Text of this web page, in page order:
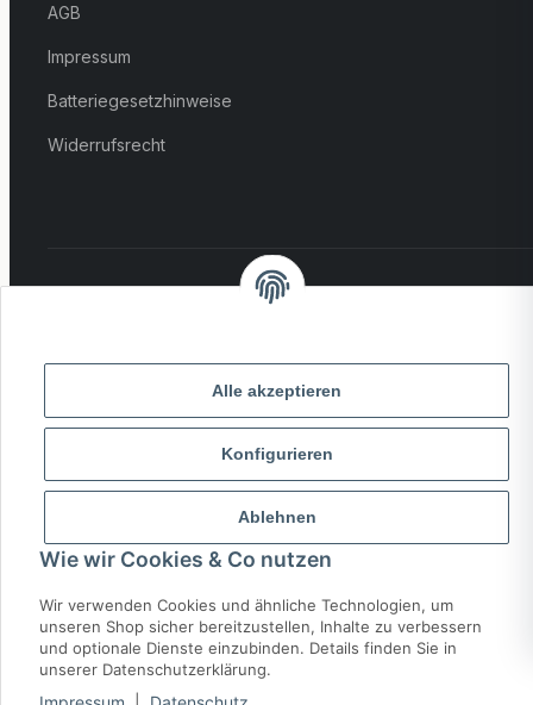
Alle akzeptieren
Konfigurieren
Ablehnen
Wie wir Cookies & Co nutzen
Wir verwenden Cookies und ähnliche Technologien, um
unseren Shop sicher bereitzustellen, Inhalte zu verbessern
und optionale Dienste einzubinden. Details finden Sie in
unserer Datenschutzerklärung.
AGB
Impressum
Batteriegesetzhinweise
Widerrufsrecht
MasterCard
Überweisung
* Alle Preise inkl. gesetzlicher USt., zzgl.
© 2026 MCTRADE24. Alle Rechte vorbehalten.
Powered byMD IT Solutions